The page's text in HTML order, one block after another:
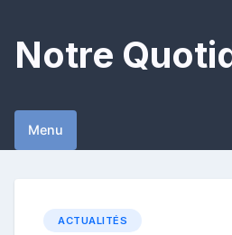
content
Notre
Menu
ACTUALITÉS